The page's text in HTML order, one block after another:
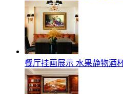
餐厅挂画展示 水果静物酒